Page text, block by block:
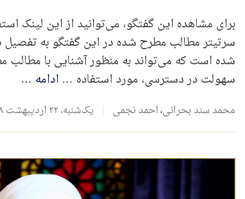
برای مشاهده این گفتگو، می‌توانید از این لینک
سرتیتر مطالب مطرح شده در این گفتگو به
شده است که می‌تواند به منظور آشنایی با
سهولت در دسترسی، مورد استفاده …ادامه …
محمد سند بحرانی،احمد نجمی یک‌شنبه، ۲۲ اردیبهشت ۱۳۹۸